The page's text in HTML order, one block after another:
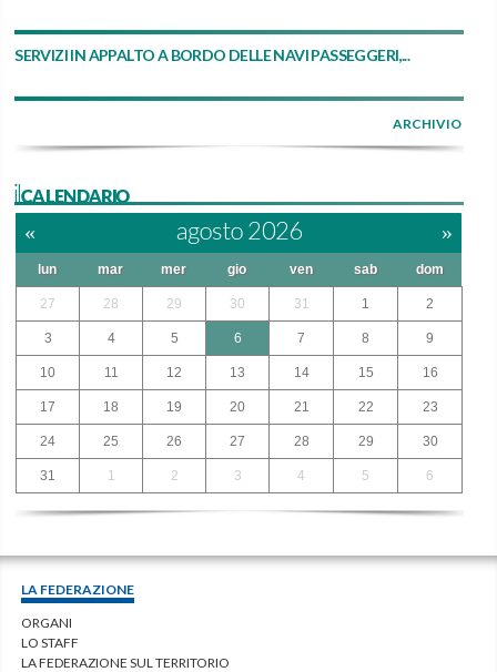
SERVIZI IN APPALTO A BORDO DELLE NAVI PASSEGGERI,...
ARCHIVIO
ilCALENDARIO
« agosto 2026 »
lun mar mer gio ven sab dom
27 28 29 30 31 1 2
3 4 5 6 7 8 9
10 11 12 13 14 15 16
17 18 19 20 21 22 23
24 25 26 27 28 29 30
31 1 2 3 4 5 6
LA FEDERAZIONE
ORGANI
LO STAFF
LA FEDERAZIONE SUL TERRITORIO